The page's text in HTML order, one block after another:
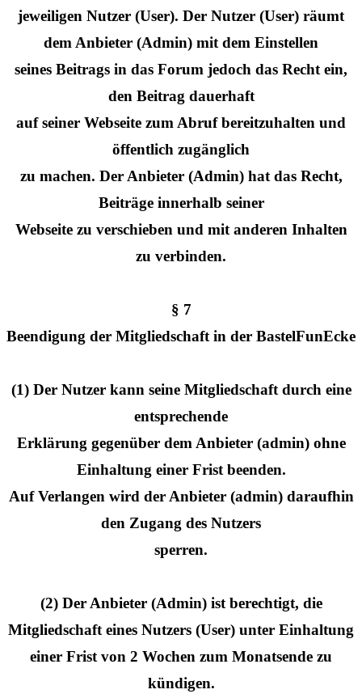
jeweiligen Nutzer (User). Der Nutzer (User) räumt
dem Anbieter (Admin) mit dem Einstellen
seines Beitrags in das Forum jedoch das Recht ein,
den Beitrag dauerhaft
auf seiner Webseite zum Abruf bereitzuhalten und
öffentlich zugänglich
zu machen. Der Anbieter (Admin) hat das Recht,
Beiträge innerhalb seiner
Webseite zu verschieben und mit anderen Inhalten
zu verbinden.
§ 7
Beendigung der Mitgliedschaft in der BastelFunEcke
(1) Der Nutzer kann seine Mitgliedschaft durch eine
entsprechende
Erklärung gegenüber dem Anbieter (admin) ohne
Einhaltung einer Frist beenden.
Auf Verlangen wird der Anbieter (admin) daraufhin
den Zugang des Nutzers
sperren.
(2) Der Anbieter (Admin) ist berechtigt, die
Mitgliedschaft eines Nutzers (User) unter Einhaltung
einer Frist von 2 Wochen zum Monatsende zu
kündigen.